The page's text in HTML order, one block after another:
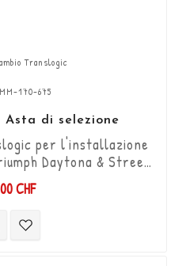
Translogic
170-675
Asta di selezione
per l'installazione
Daytona & Street
170 mm (con
per cavo).
CHF